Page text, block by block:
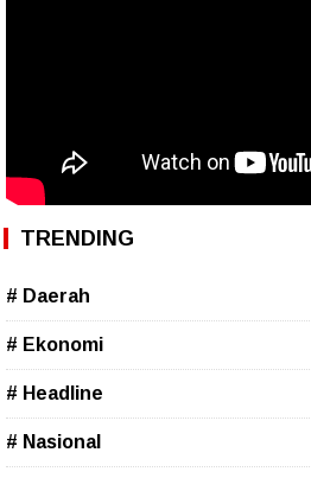
TRENDING
# Daerah
# Ekonomi
# Headline
# Nasional